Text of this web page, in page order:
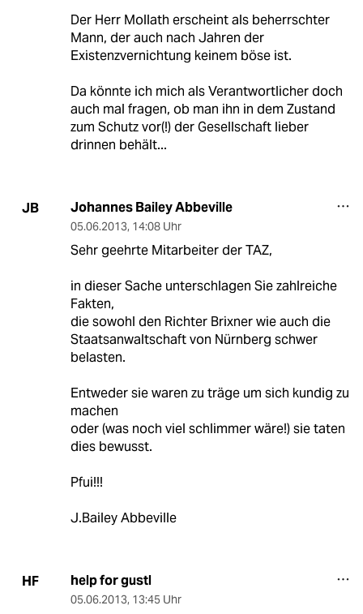
Der Herr Mollath erscheint als beherrschter
Mann, der auch nach Jahren der
Existenzvernichtung keinem böse ist.
Da könnte ich mich als Verantwortlicher doch
auch mal fragen, ob man ihn in dem Zustand
zum Schutz vor(!) der Gesellschaft lieber
drinnen behält...
JB Johannes Bailey Abbeville
05.06.2013, 14:08 Uhr
Sehr geehrte Mitarbeiter der TAZ,
in dieser Sache unterschlagen Sie zahlreiche
Fakten,
die sowohl den Richter Brixner wie auch die
Staatsanwaltschaft von Nürnberg schwer
belasten.
Entweder sie waren zu träge um sich kundig zu
machen
oder (was noch viel schlimmer wäre!) sie taten
dies bewusst.
Pfui!!!
J.Bailey Abbeville
HF help for gustl
05.06.2013, 13:45 Uhr